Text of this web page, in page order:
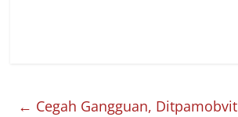
← Cegah Gangguan,